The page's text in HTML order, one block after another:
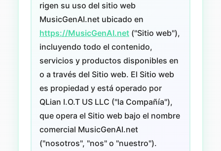
rigen su uso del sitio web
MusicGenAI.net ubicado en
https://MusicGenAI.net("Sitio web"),
incluyendo todo el contenido,
servicios y productos disponibles en
o a través del Sitio web. El Sitio web
es propiedad y está operado por
QLian I.O.T US LLC ("la Compañía"),
que opera el Sitio web bajo el nombre
comercial MusicGenAI.net
("nosotros", "nos" o "nuestro").